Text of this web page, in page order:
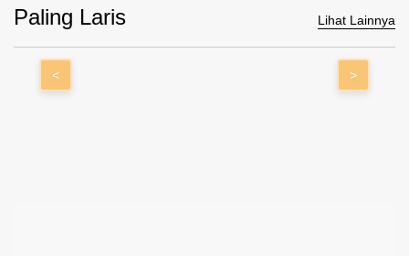
Paling Laris Lihat Lainnya
< >